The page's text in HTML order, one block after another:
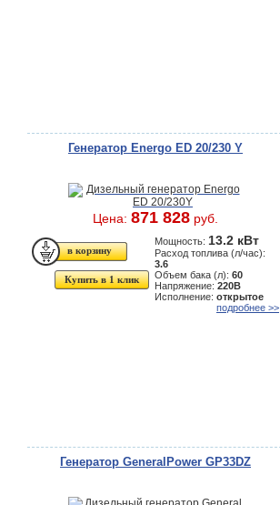
Генератор Energo ED 20/230 Y
Цена: 871 828 руб.
Купить в 1 клик
Мощность: 13.2 кВт
Расход топлива (л/час):
3.6
Объем бака (л): 60
Напряжение: 220В
Исполнение: открытое
подробнее >>
Генератор GeneralPower GP33DZ